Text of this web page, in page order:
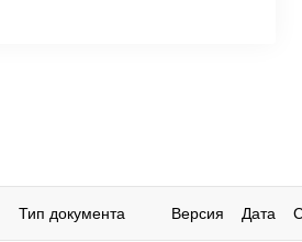
Тип документа Версия Дата